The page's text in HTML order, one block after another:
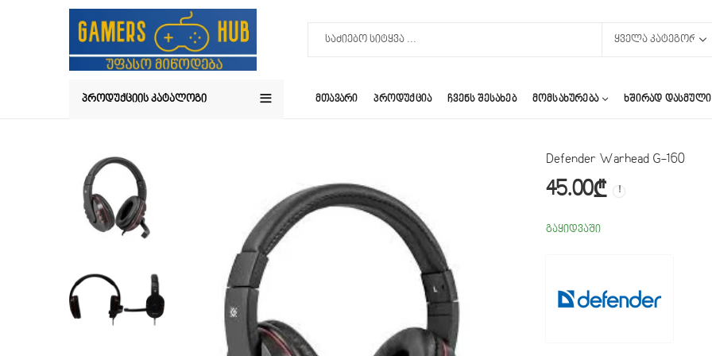
ᲞᲠᲝᲓᲣᲥᲪᲘᲘᲡ ᲙᲐᲢᲐᲚᲝᲒᲘ ᲛᲗᲐᲕᲐᲠᲘ ᲞᲠᲝᲓᲣᲥᲪᲘᲐ ᲩᲕᲔᲜᲡ ᲨᲔᲡᲐᲮᲔᲑ ᲛᲝᲛᲡᲐᲮᲣᲠᲔᲑᲐ ᲮᲨᲘᲠᲐᲓ ᲓᲐᲡᲛᲣᲚᲘ
Defender Warhead G-160
45.00₾
გაყიდვაში